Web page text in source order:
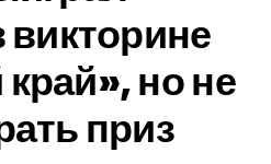
викторине
но не
приз